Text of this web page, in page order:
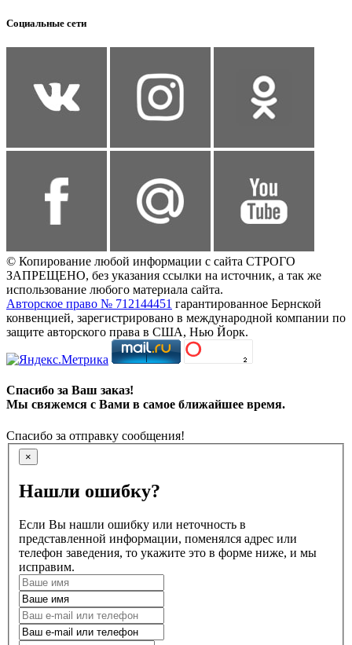
Социальные сети
© Копирование любой информации с сайта СТРОГО
ЗАПРЕЩЕНО, без указания ссылки на источник, а так же
использование любого материала сайта.
Авторское право № 712144451 гарантированное Бернской
конвенцией, зарегистрировано в международной компании по
защите авторского права в США, Нью Йорк.
Спасибо за Ваш заказ!
Мы свяжемся с Вами в самое ближайшее время.
Спасибо за отправку сообщения!
×
Нашли ошибку?
Если Вы нашли ошибку или неточность в
представленной информации, поменялся адрес или
телефон заведения, то укажите это в форме ниже, и мы
исправим.